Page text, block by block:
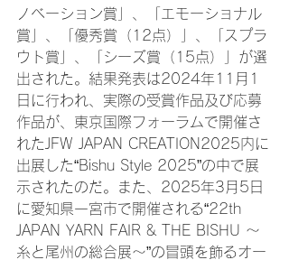
ノベーション賞」、「エモーショナル
賞」、「優秀賞（12点）」、「スプラ
ウト賞」、「シーズ賞（15点）」が選
出された。結果発表は2024年11月1
日に行われ、実際の受賞作品及び応募
作品が、東京国際フォーラムで開催さ
れたJFW JAPAN CREATION2025内に
出展した“Bishu Style 2025”の中で展
示されたのだ。また、2025年3月5日
に愛知県一宮市で開催される“22th
JAPAN YARN FAIR & THE BISHU ～
糸と尾州の総合展～”の冒頭を飾るオー